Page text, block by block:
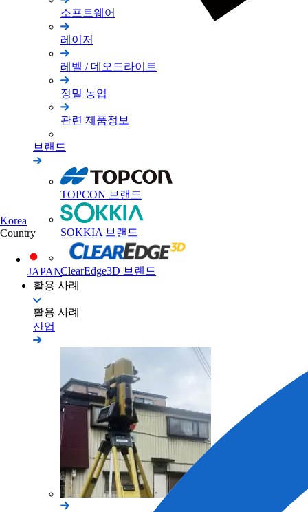
소프트웨어
레이저
레벨 / 데오드라이트
정밀 농업
관련 제품정보
브랜드
TOPCON 브랜드
SOKKIA 브랜드
ClearEdge3D 브랜드
활용 사례
활용 사례
산업
Korea
Country
JAPAN